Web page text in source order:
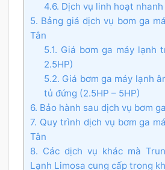
4.6. Dịch vụ linh hoạt
5. Bảng giá dịch vụ bơm ga
Tân
5.1. Giá bơm ga máy lạnh
2.5HP)
5.2. Giá bơm ga máy lạnh
tủ đứng (2.5HP – 5HP)
6. Bảo hành sau dịch vụ bơm
7. Quy trình dịch vụ bơm ga
Tân
8. Các dịch vụ khác mà
Lạnh Limosa cung cấp trong